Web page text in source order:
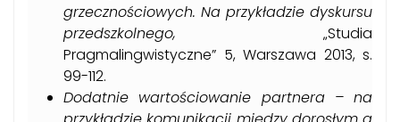
grzecznościowych. Na przykładzie dyskursu
przedszkolnego, „Studia
Pragmalingwistyczne” 5, Warszawa 2013, s.
99-112.
Dodatnie wartościowanie partnera – na